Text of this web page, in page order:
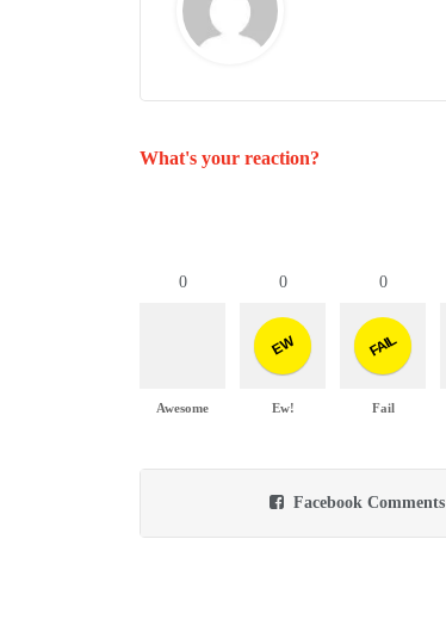
What's your reaction?
0
Awesome
0
EW
Ew!
0
FAIL
Fail
Facebook Comments